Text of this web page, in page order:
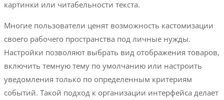
картинки или читабельности текста.
Многие пользователи ценят возможность кастомизации
своего рабочего пространства под личные нужды.
Настройки позволяют выбрать вид отображения товаров,
включить темную тему по умолчанию или настроить
уведомления только по определенным критериям
событий. Такой подход к организации интерфейса делает